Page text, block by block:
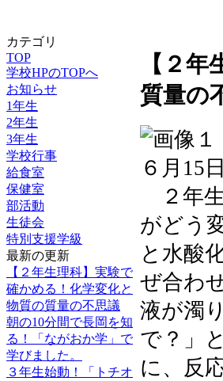
カテゴリ
TOP
学校HPのTOPへ
お知らせ
1年生
2年生
3年生
学校行事
給食室
保健室
部活動
生徒会
特別支援学級
最新の更新
【２年生理科】実験で
確かめる！化学変化と
物質の質量の不思議
朝の10分間で長岡を知
る！「ながおか学」で
学びました。
３年生始動！「トチオ
【２
質量の
６月15
２年
がどう
と水酸
ぜ合わ
液が濁
で？」
に、反